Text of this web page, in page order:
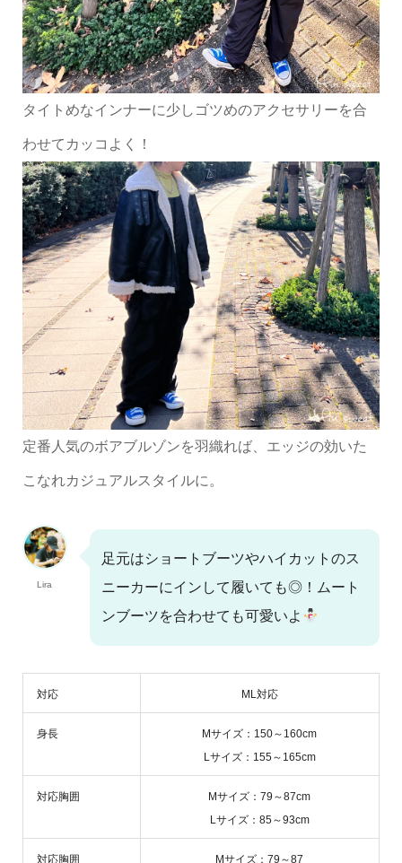
タイトめなインナーに少しゴツめのアクセサリーを合
わせてカッコよく！
定番人気のボアブルゾンを羽織れば、エッジの効いた
こなれカジュアルスタイルに。
Lira
足元はショートブーツやハイカットのス
ニーカーにインして履いても◎！ムート
ンブーツを合わせても可愛いよ
対応 ML対応
身長
Mサイズ：150～160cm
Lサイズ：155～165cm
対応胸囲
Mサイズ：79～87cm
Lサイズ：85～93cm
対応胸囲
Mサイズ：79～87